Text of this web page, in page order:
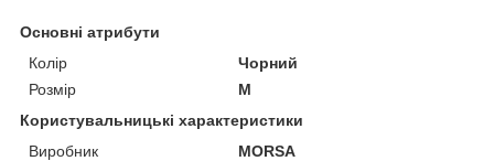
Основні атрибути
Колір
Чорний
Розмір
M
Користувальницькі характеристики
Виробник
MORSA